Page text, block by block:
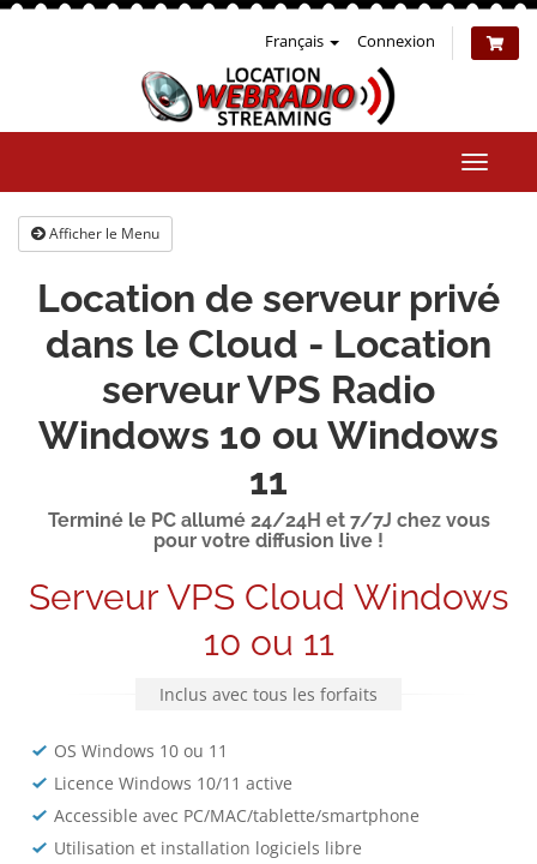
Français Connexion
la
Afficher le Menu
Location de serveur privé
dans le Cloud - Location
serveur VPS Radio
Windows 10 ou Windows
11
Terminé le PC allumé 24/24H et 7/7J chez vous
pour votre diffusion live !
Serveur VPS Cloud Windows
10 ou 11
Inclus avec tous les forfaits
OS Windows 10 ou 11
Licence Windows 10/11 active
Accessible avec PC/MAC/tablette/smartphone
Utilisation et installation logiciels libre